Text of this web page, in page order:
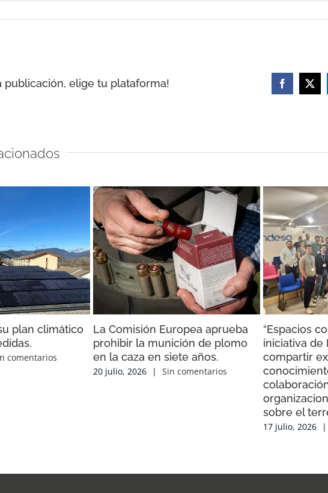
publicación, elige tu plataforma! Facebook
X
plan climático
comentarios
La Comisión Europea aprueba
prohibir la munición de plomo
en la caza en siete años.
20 julio, 2026 | Sin comentarios
“Espacios
iniciativa de
compartir
sobre el
17 julio, 2026 |